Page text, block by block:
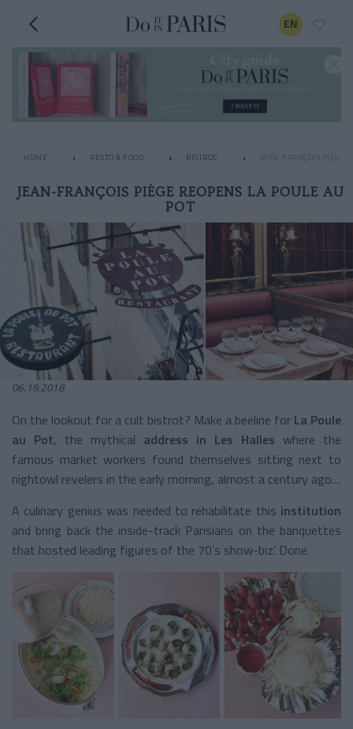
EN
HOME RESTO & FOOD BISTROS
JEAN-FRANÇOIS PIÈGE REOPENS LA POULE AU
POT
06.19.2018
On the lookout for a cult bistrot? Make a beeline for La Poule
au Pot, the mythical address in Les Halles where the
famous market workers found themselves sitting next to
nightowl revelers in the early morning, almost a century ago…
A culinary genius was needed to rehabilitate this institution
and bring back the inside-track Parisians on the banquettes
that hosted leading figures of the 70’s show-biz’. Done.